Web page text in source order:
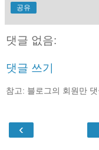
공유
댓글 없음:
댓글 쓰기
참고: 블로그의 회원만
‹